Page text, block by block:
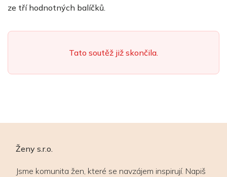
ze tří hodnotných balíčků.
Tato soutěž již skončila.
Ženy s.r.o.
Jsme komunita žen, které se navzájem inspirují. Napiš